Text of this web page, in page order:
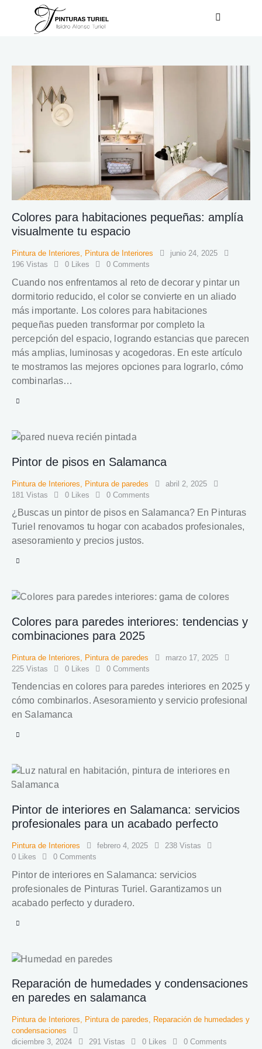
Colores para habitaciones pequeñas: amplía
visualmente tu espacio
Pintura de Interiores, Pintura de Interiores
junio 24, 2025
196 Vistas 0 Likes 0 Comments
Cuando nos enfrentamos al reto de decorar y pintar un
dormitorio reducido, el color se convierte en un aliado
más importante. Los colores para habitaciones
pequeñas pueden transformar por completo la
percepción del espacio, logrando estancias que parecen
más amplias, luminosas y acogedoras. En este artículo
te mostramos las mejores opciones para lograrlo, cómo
combinarlas…
Pintor de pisos en Salamanca
Pintura de Interiores Pintura de paredes
abril 2, 2025
181 Vistas 0 Likes 0 Comments
¿Buscas un pintor de pisos en Salamanca? En Pinturas
Turiel renovamos tu hogar con acabados profesionales,
asesoramiento y precios justos.
Colores para paredes interiores: tendencias y
combinaciones para 2025
Pintura de Interiores Pintura de paredes
marzo 17, 2025
225 Vistas 0 Likes 0 Comments
Tendencias en colores para paredes interiores en 2025 y
cómo combinarlos. Asesoramiento y servicio profesional
en Salamanca
Pintor de interiores en Salamanca: servicios
profesionales para un acabado perfecto
Pintura de Interiores febrero 4, 2025 238 Vistas
0
Likes 0 Comments
Pintor de interiores en Salamanca: servicios
profesionales de Pinturas Turiel. Garantizamos un
acabado perfecto y duradero.
Reparación de humedades y condensaciones
en paredes en salamanca
Pintura de Interiores, Pintura de paredes, Reparación de humedades y
condensaciones
diciembre 3, 2024
291 Vistas 0 Likes 0 Comments